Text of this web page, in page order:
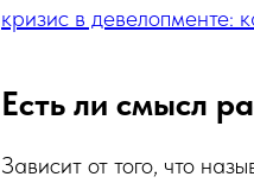
кризис в девелопменте:
Есть ли смысл
Зависит от того, что